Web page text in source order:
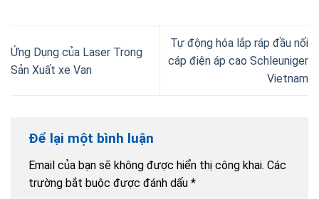
Ứng Dụng của Laser Trong
Sản Xuất xe Van
Tự động hóa lắp ráp đầu nối
cáp điện áp cao Schleuniger
Vietnam
Để lại một bình luận
Email của bạn sẽ không được hiển thị công khai. Các
trường bắt buộc được đánh dấu *